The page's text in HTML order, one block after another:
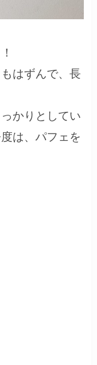
はずんで、長
かりとしてい
は、パフェを